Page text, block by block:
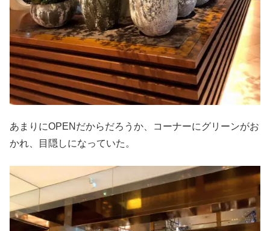
あまりにOPENだからだろうか、コーナーにグリーンがお
かれ、目隠しになっていた。